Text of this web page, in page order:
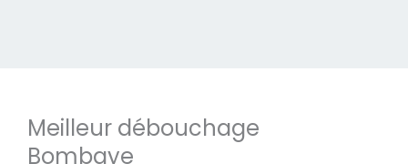
Meilleur débouchage
Bombaye